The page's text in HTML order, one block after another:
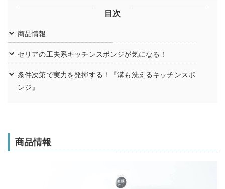
目次
商品情報
セリアの工夫系キッチンスポンジが気になる！
条件次第で実力を発揮する！『溝も洗えるキッチンスポ
ンジ』
商品情報